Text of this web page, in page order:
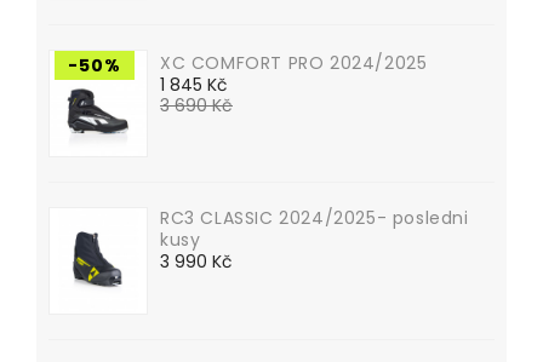
-50%
XC COMFORT PRO 2024/2025
1 845 Kč
cena
3 690 Kč
RC3 CLASSIC 2024/2025- posledni
kusy
3 990 Kč